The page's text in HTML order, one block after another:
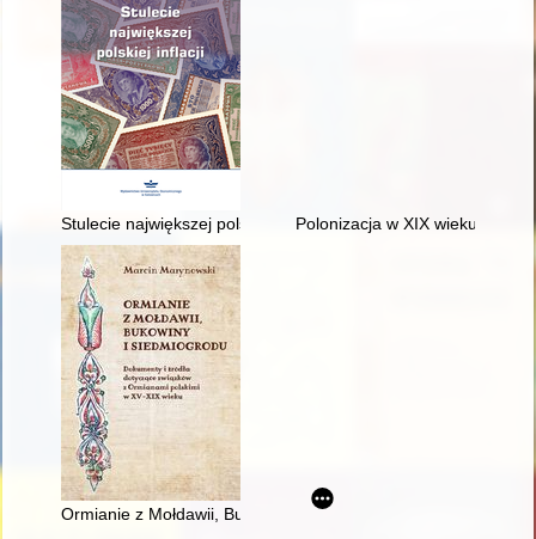
Stulecie największej polskiej inflacjiPolonizacja w XIX wieku i
Ormianie z Mołdawii, Bukowiny i Siedmiogrodu : dokumenty i